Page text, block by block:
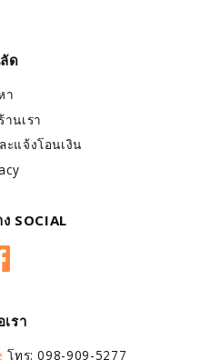
ด
า
านเรา
ะแจ้งโอนเงิน
SOCIAL
รา
โทร: 098-909-5277